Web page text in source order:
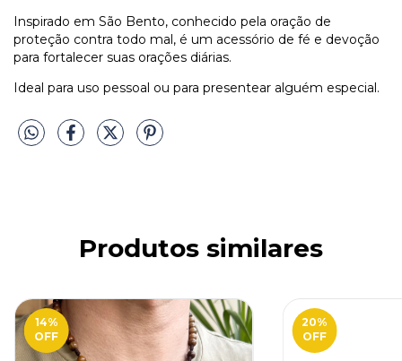
Inspirado em São Bento, conhecido pela oração de
proteção contra todo mal, é um acessório de fé e devoção
para fortalecer suas orações diárias.
Ideal para uso pessoal ou para presentear alguém especial.
Produtos similares
14%
OFF
20%
OFF